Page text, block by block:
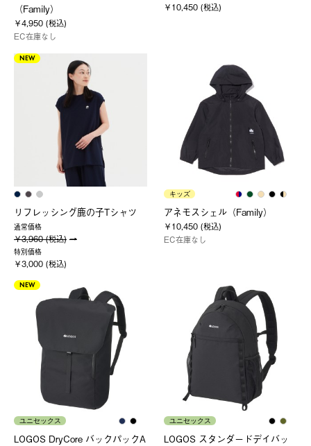
（Family）
￥4,950 (税込)
EC在庫なし
￥10,450 (税込)
NEW
リフレッシング鹿の子Tシャツ
通常価格
￥3,960 (税込)
特別価格
￥3,000 (税込)
キッズ
アネモスシェル（Family）
￥10,450 (税込)
EC在庫なし
NEW
ユニセックス
LOGOS DryCore バックパックA
ユニセックス
LOGOS スタンダードデイバッ